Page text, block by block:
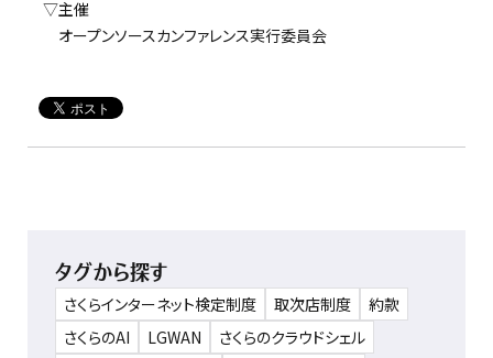
▽主催
オープンソースカンファレンス実行委員会
タグから探す
さくらインターネット検定制度 取次店制度
約款
さくらのAI
LGWAN
さくらのクラウドシェル